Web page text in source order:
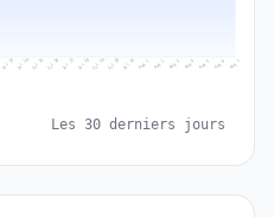
Jul 23 Jul 24 Jul 25 Jul 26 Jul 27 Jul 28 Jul 29 Jul 30 Jul 31 Aug 1 Aug 2 Aug 3 Aug 4 Aug 5 Aug 6 Aug 7
Les 30 derniers jours